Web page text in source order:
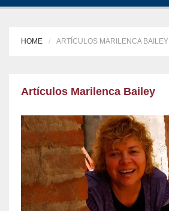
HOME ARTÍCULOS MARILENCA BAILEY
Artículos Marilenca Bailey